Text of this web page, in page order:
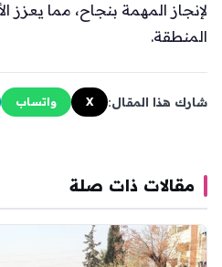
لإنجاز المهمة بنجاح، مما يعزز
المنطقة.
شارك هذا المقال: X واتساب
مقالات ذات صلة